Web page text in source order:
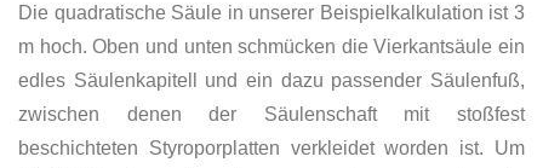
Die quadratische Säule in unserer Beispielkalkulation ist 3
m hoch. Oben und unten schmücken die Vierkantsäule ein
edles Säulenkapitell und ein dazu passender Säulenfuß,
zwischen denen der Säulenschaft mit stoßfest
beschichteten Styroporplatten verkleidet worden ist. Um